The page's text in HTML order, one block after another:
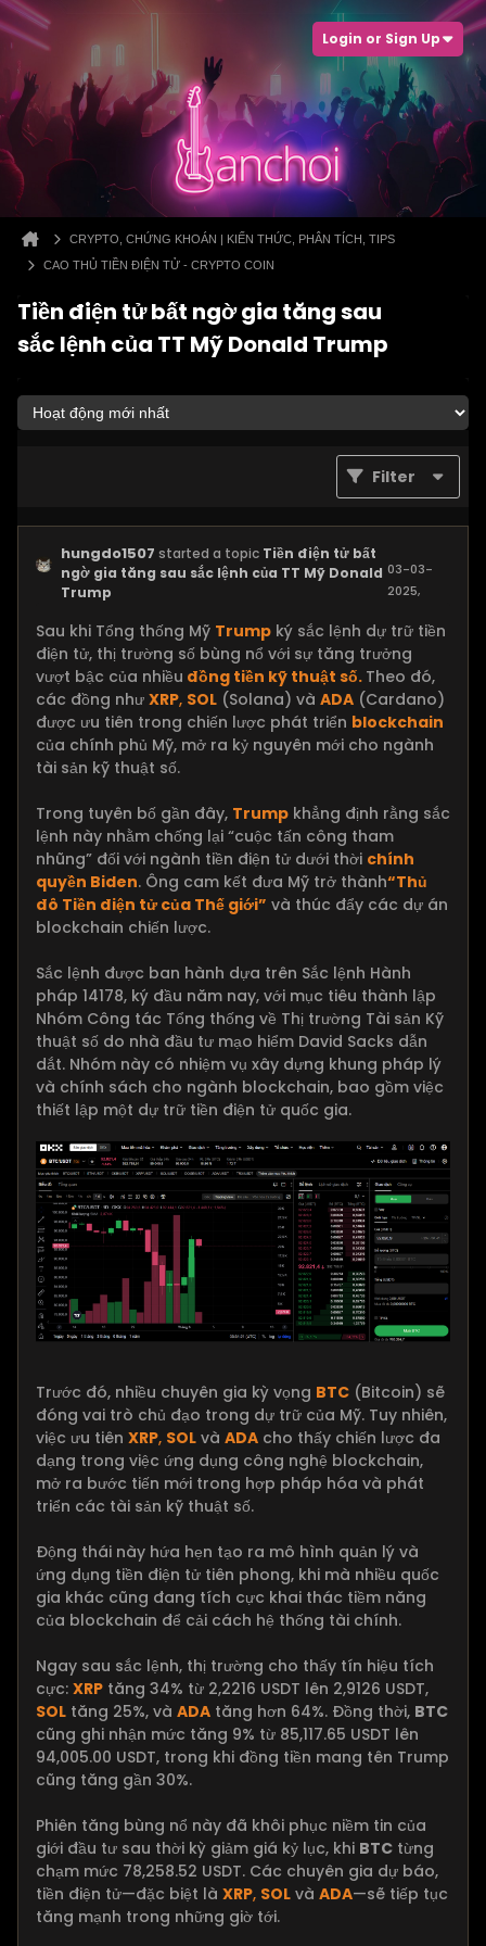
Login or Sign Up
CRYPTO, CHỨNG KHOÁN | KIẾN THỨC, PHÂN TÍCH, TIPS
CAO THỦ TIỀN ĐIỆN TỬ - CRYPTO COIN
Tiền điện tử bất ngờ gia tăng sau
sắc lệnh của TT Mỹ Donald Trump
Filter
hungdo1507 started a topic Tiền điện tử bất
ngờ gia tăng sau sắc lệnh của TT Mỹ Donald
Trump
03-03-
2025,
Sau khi Tổng thống Mỹ Trump ký sắc lệnh dự trữ tiền
điện tử, thị trường số bùng nổ với sự tăng trưởng
vượt bậc của nhiều đồng tiền kỹ thuật số. Theo đó,
các đồng như XRP, SOL (Solana) và ADA (Cardano)
được ưu tiên trong chiến lược phát triển blockchain
của chính phủ Mỹ, mở ra kỷ nguyên mới cho ngành
tài sản kỹ thuật số.
Trong tuyên bố gần đây, Trump khẳng định rằng sắc
lệnh này nhằm chống lại “cuộc tấn công tham
nhũng” đối với ngành tiền điện tử dưới thời chính
quyền Biden. Ông cam kết đưa Mỹ trở thành“Thủ
đô Tiền điện tử của Thế giới” và thúc đẩy các dự án
blockchain chiến lược.
Sắc lệnh được ban hành dựa trên Sắc lệnh Hành
pháp 14178, ký đầu năm nay, với mục tiêu thành lập
Nhóm Công tác Tổng thống về Thị trường Tài sản Kỹ
thuật số do nhà đầu tư mạo hiểm David Sacks dẫn
dắt. Nhóm này có nhiệm vụ xây dựng khung pháp lý
và chính sách cho ngành blockchain, bao gồm việc
thiết lập một dự trữ tiền điện tử quốc gia.
Trước đó, nhiều chuyên gia kỳ vọng BTC (Bitcoin) sẽ
đóng vai trò chủ đạo trong dự trữ của Mỹ. Tuy nhiên,
việc ưu tiên XRP, SOL và ADA cho thấy chiến lược đa
dạng trong việc ứng dụng công nghệ blockchain,
mở ra bước tiến mới trong hợp pháp hóa và phát
triển các tài sản kỹ thuật số.
Động thái này hứa hẹn tạo ra mô hình quản lý và
ứng dụng tiền điện tử tiên phong, khi mà nhiều quốc
gia khác cũng đang tích cực khai thác tiềm năng
của blockchain để cải cách hệ thống tài chính.
Ngay sau sắc lệnh, thị trường cho thấy tín hiệu tích
cực: XRP tăng 34% từ 2,2216 USDT lên 2,9126 USDT,
SOL tăng 25%, và ADA tăng hơn 64%. Đồng thời, BTC
cũng ghi nhận mức tăng 9% từ 85,117.65 USDT lên
94,005.00 USDT, trong khi đồng tiền mang tên Trump
cũng tăng gần 30%.
Phiên tăng bùng nổ này đã khôi phục niềm tin của
giới đầu tư sau thời kỳ giảm giá kỷ lục, khi BTC từng
chạm mức 78,258.52 USDT. Các chuyên gia dự báo,
tiền điện tử—đặc biệt là XRP, SOL và ADA—sẽ tiếp tục
tăng mạnh trong những giờ tới.